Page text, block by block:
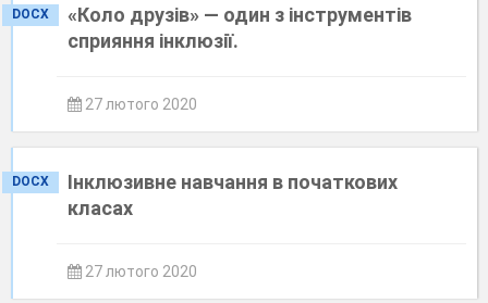
DOCX
«Коло друзів» — один з інструментів
сприяння інклюзії.
27 лютого 2020
DOCX
Інклюзивне навчання в початкових
класах
27 лютого 2020